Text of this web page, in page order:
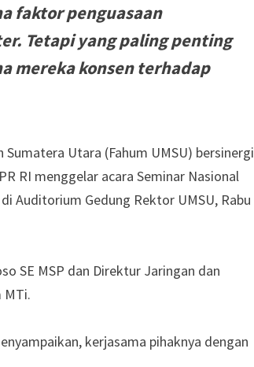
faktor penguasaan
Tetapi yang paling penting
mereka konsen terhadap
Utara (Fahum UMSU) bersinergi
RI menggelar acara Seminar Nasional
Auditorium Gedung Rektor UMSU, Rabu
SE MSP dan Direktur Jaringan dan
MTi.
kerjasama pihaknya dengan